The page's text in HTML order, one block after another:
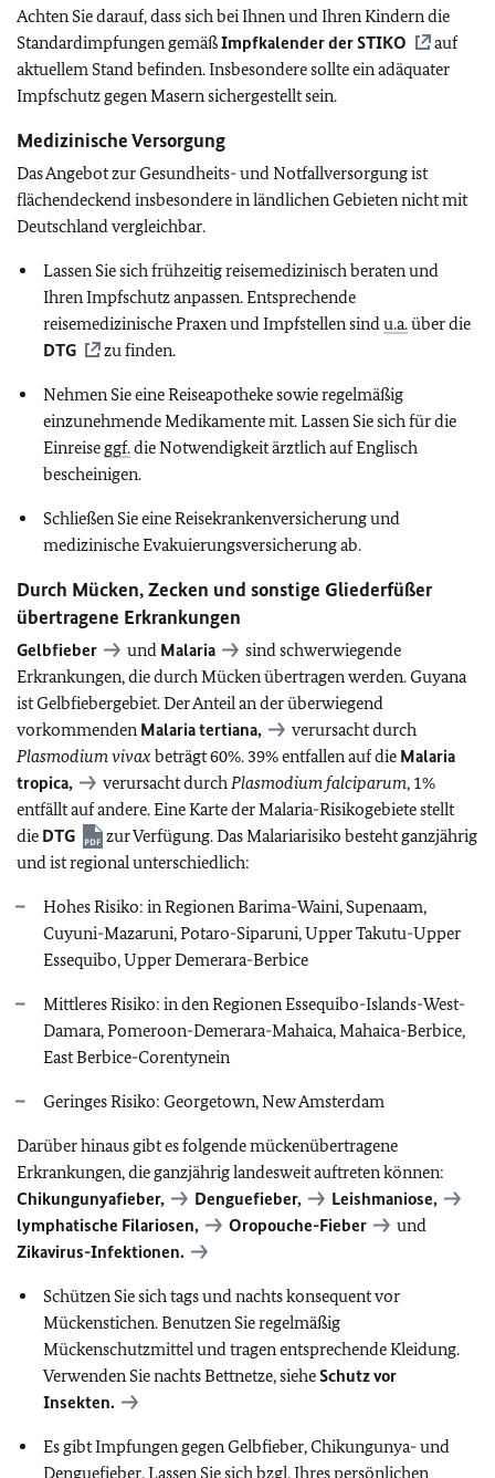
Achten Sie darauf, dass sich bei Ihnen und Ihren Kindern die
Standardimpfungen gemäßImpfkalender derSTIKO
auf
aktuellem Stand befinden. Insbesondere sollte ein adäquater
Impfschutz gegen Masern sichergestellt sein.
Medizinische Versorgung
Das Angebot zur Gesundheits- und Notfallversorgung ist
flächendeckend insbesondere in ländlichen Gebieten nicht mit
Deutschland vergleichbar.
Lassen Sie sich frühzeitig reisemedizinisch beraten und
Ihren Impfschutz anpassen. Entsprechende
reisemedizinische Praxen und Impfstellen sindu.a.über die
DTG
zu finden.
Nehmen Sie eine Reiseapotheke sowie regelmäßig
einzunehmende Medikamente mit. Lassen Sie sich für die
Einreise ggf.die Notwendigkeit ärztlich auf Englisch
bescheinigen.
Schließen Sie eine Reisekrankenversicherung und
medizinische Evakuierungsversicherung ab.
Durch Mücken, Zecken und sonstige Gliederfüßer
übertragene Erkrankungen
Gelbfieber und Malaria
sind schwerwiegende
Erkrankungen, die durch Mücken übertragen werden. Guyana
ist Gelbfiebergebiet. Der Anteil an der überwiegend
vorkommenden Malaria tertiana,
verursacht durch
Plasmodium vivax beträgt 60%. 39% entfallen auf die Malaria
tropica,
verursacht durchPlasmodium falciparum, 1%
entfällt auf andere. Eine Karte der Malaria-Risikogebiete stellt
die DTG
zur Verfügung. Das Malariarisiko besteht ganzjährig
und ist regional unterschiedlich:
Hohes Risiko: in Regionen Barima-Waini, Supenaam,
Cuyuni-Mazaruni, Potaro-Siparuni, Upper Takutu-Upper
Essequibo, Upper Demerara-Berbice
Mittleres Risiko: in den Regionen Essequibo-Islands-West-
Damara, Pomeroon-Demerara-Mahaica, Mahaica-Berbice,
East Berbice-Corentynein
Geringes Risiko: Georgetown, New Amsterdam
Darüber hinaus gibt es folgende mückenübertragene
Erkrankungen, die ganzjährig landesweit auftreten können:
Chikungunyafieber,
Denguefieber,
Leishmaniose,
lymphatische Filariosen,
Oropouche-Fieber
und
Zikavirus-Infektionen.
Schützen Sie sich tags und nachts konsequent vor
Mückenstichen. Benutzen Sie regelmäßig
Mückenschutzmittel und tragen entsprechende Kleidung.
Verwenden Sie nachts Bettnetze, sieheSchutz vor
Insekten.
Es gibt Impfungen gegen Gelbfieber, Chikungunya- und
Denguefieber. Lassen Sie sich bzgl. Ihres persönlichen